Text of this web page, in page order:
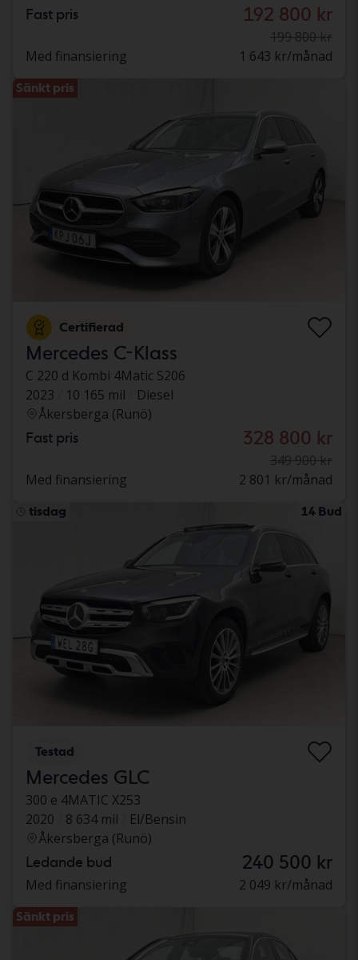
Fast pris 192 800 kr
199 800 kr
Med finansiering
1 643 kr/månad
Sänkt pris
Certifierad
Mercedes C-Klass
C 220 d Kombi 4Matic S206
2023
10 165 mil
Diesel
Åkersberga (Runö)
Fast pris 328 800 kr
349 900 kr
Med finansiering
2 801 kr/månad
tisdag 14 Bud
Testad
Mercedes GLC
300 e 4MATIC X253
2020
8 634 mil
El/Bensin
Åkersberga (Runö)
Ledande bud 240 500 kr
Med finansiering 2 049 kr/månad
Sänkt pris